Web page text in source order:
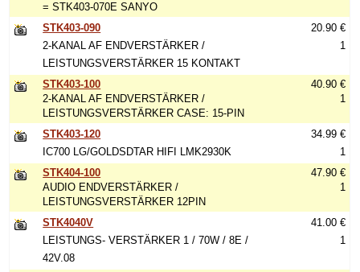
= STK403-070E SANYO
STK403-090
2-KANAL AF ENDVERSTÄRKER /
LEISTUNGSVERSTÄRKER 15 KONTAKT
20.90 €
1
STK403-100
2-KANAL AF ENDVERSTÄRKER /
LEISTUNGSVERSTÄRKER CASE: 15-PIN
40.90 €
1
STK403-120
IC700 LG/GOLDSDTAR HIFI LMK2930K
34.99 €
1
STK404-100
AUDIO ENDVERSTÄRKER /
LEISTUNGSVERSTÄRKER 12PIN
47.90 €
1
STK4040V
LEISTUNGS- VERSTÄRKER 1 / 70W / 8E /
42V.08
41.00 €
1